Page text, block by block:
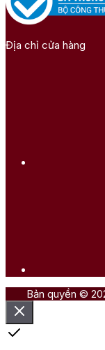
Địa chỉ cửa hàng
Bản quyền ©